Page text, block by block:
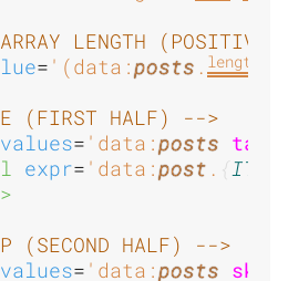
LENGTH (POSITIVE
= '(data:posts . length
(FIRST HALF) -->
values= 'data:posts take
expr= 'data:post .
(SECOND HALF) -->
values= 'data:posts skip